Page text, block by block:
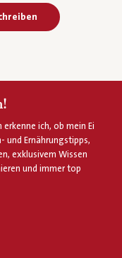
ich, ob mein Ei
und Ernährungstipps,
exklusivem Wissen
und immer top